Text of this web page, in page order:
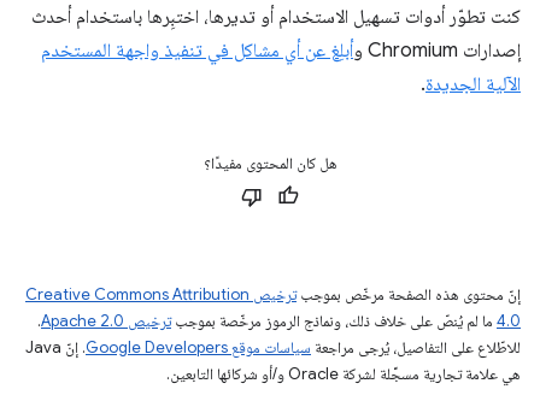
كنت تطوّر أدوات تسهيل الاستخدام أو تديرها، اختبِرها باستخدام أحدث
إصدارات Chromium و
أبلِغ عن أي مشاكل في تنفيذ واجهة المستخدم
الآلية الجديدة.
هل كان المحتوى مفيدًا؟
إنّ محتوى هذه الصفحة مرخّص بموجب
ترخيص Creative Commons Attribution
4.0‏ ما لم يُنصّ على خلاف ذلك، ونماذج الرموز مرخّصة بموجبترخيص Apache 2.0‏
.
للاطّلاع على التفاصيل، يُرجى مراجعة سياسات موقع Google Developers‏
. إنّ Java
هي علامة تجارية مسجَّلة لشركة Oracle و/أو شركائها التابعين.